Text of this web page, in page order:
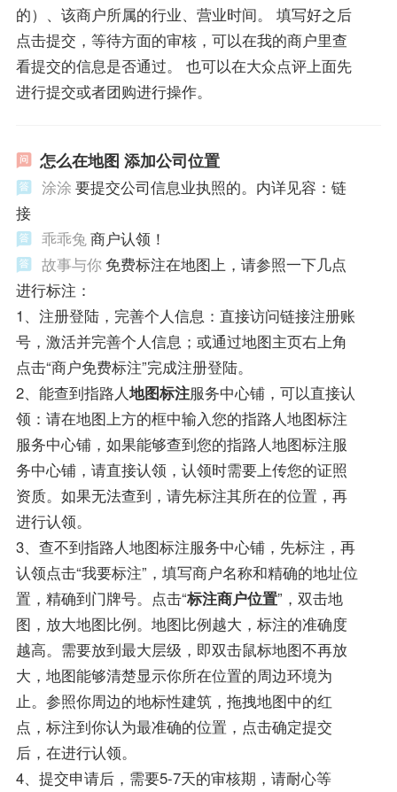
的）、该商户所属的行业、营业时间。 填写好之后
点击提交，等待方面的审核，可以在我的商户里查
看提交的信息是否通过。 也可以在大众点评上面先
进行提交或者团购进行操作。
怎么在地图 添加公司位置
涂涂 要提交公司信息业执照的。内详见容：链
接
乖乖兔商户认领！
故事与你免费标注在地图上，请参照一下几点
进行标注：
1、注册登陆，完善个人信息：直接访问链接注册账
号，激活并完善个人信息；或通过地图主页右上角
点击“商户免费标注”完成注册登陆。
2、能查到指路人地图标注服务中心铺，可以直接认
领：请在地图上方的框中输入您的指路人地图标注
服务中心铺，如果能够查到您的指路人地图标注服
务中心铺，请直接认领，认领时需要上传您的证照
资质。如果无法查到，请先标注其所在的位置，再
进行认领。
3、查不到指路人地图标注服务中心铺，先标注，再
认领点击“我要标注”，填写商户名称和精确的地址位
置，精确到门牌号。点击“标注商户位置”，双击地
图，放大地图比例。地图比例越大，标注的准确度
越高。需要放到最大层级，即双击鼠标地图不再放
大，地图能够清楚显示你所在位置的周边环境为
止。参照你周边的地标性建筑，拖拽地图中的红
点，标注到你认为最准确的位置，点击确定提交
后，在进行认领。
4、提交申请后，需要5-7天的审核期，请耐心等